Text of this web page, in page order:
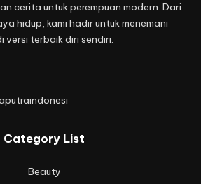
cerita untuk perempuan modern. Dari
hidup, kami hadir untuk menemani
versi terbaik diri sendiri.
Category List
Beauty